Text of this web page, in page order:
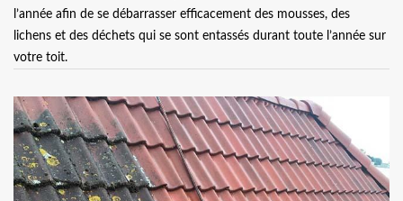
l’année afin de se débarrasser efficacement des mousses, des
lichens et des déchets qui se sont entassés durant toute l’année sur
votre toit.